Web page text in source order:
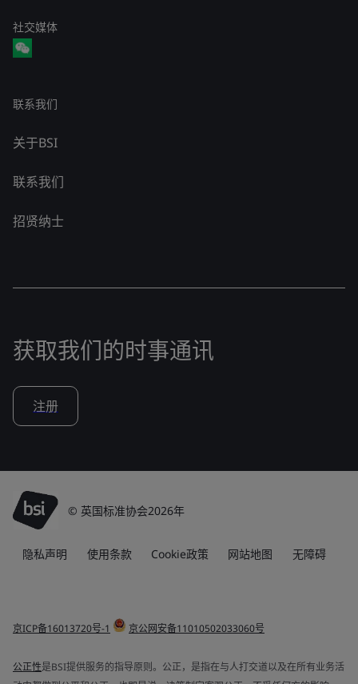
社交媒体
联系我们
关于BSI
联系我们
招贤纳士
获取我们的时事通讯
注册
© 英国标准协会2026年
隐私声明 使用条款 Cookie政策 网站地图 无障碍
京ICP备16013720号-1 京公网安备11010502033060号
公正性是BSI提供服务的指导原则。公正，是指在与人打交道以及在所有业务活